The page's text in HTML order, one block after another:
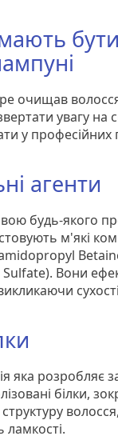
очищав
увагу на
у професійних
агенти
будь-якого
м'які
Вони
яка розробляє
білки,
ламкості.